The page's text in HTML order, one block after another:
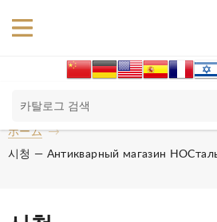
ホーム
시청 — Антикварный магазин